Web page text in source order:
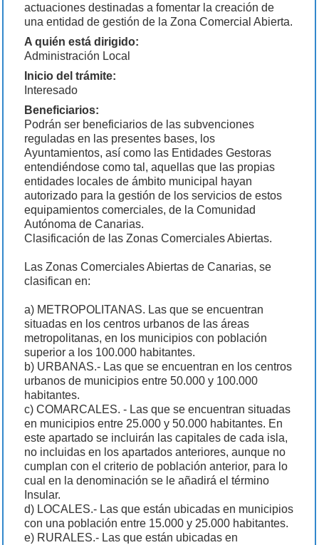
actuaciones destinadas a fomentar la creación de
una entidad de gestión de la Zona Comercial Abierta.
A quién está dirigido:
Administración Local
Inicio del trámite:
Interesado
Beneficiarios:
Podrán ser beneficiarios de las subvenciones
reguladas en las presentes bases, los
Ayuntamientos, así como las Entidades Gestoras
entendiéndose como tal, aquellas que las propias
entidades locales de ámbito municipal hayan
autorizado para la gestión de los servicios de estos
equipamientos comerciales, de la Comunidad
Autónoma de Canarias.
Clasificación de las Zonas Comerciales Abiertas.
Las Zonas Comerciales Abiertas de Canarias, se
clasifican en:
a) METROPOLITANAS. Las que se encuentran
situadas en los centros urbanos de las áreas
metropolitanas, en los municipios con población
superior a los 100.000 habitantes.
b) URBANAS.- Las que se encuentran en los centros
urbanos de municipios entre 50.000 y 100.000
habitantes.
c) COMARCALES. - Las que se encuentran situadas
en municipios entre 25.000 y 50.000 habitantes. En
este apartado se incluirán las capitales de cada isla,
no incluidas en los apartados anteriores, aunque no
cumplan con el criterio de población anterior, para lo
cual en la denominación se le añadirá el término
Insular.
d) LOCALES.- Las que están ubicadas en municipios
con una población entre 15.000 y 25.000 habitantes.
e) RURALES.- Las que están ubicadas en